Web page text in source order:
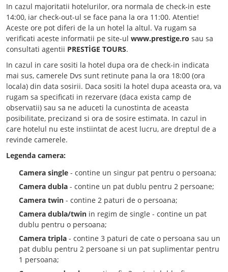
In cazul majoritatii hotelurilor, ora normala de check-in este
14:00, iar check-out-ul se face pana la ora 11:00. Atentie!
Aceste ore pot diferi de la un hotel la altul. Va rugam sa
verificati aceste informatii pe site-ul www.prestige.ro sau sa
consultati agentii PRESTİGE TOURS.
In cazul in care sositi la hotel dupa ora de check-in indicata
mai sus, camerele Dvs sunt retinute pana la ora 18:00 (ora
locala) din data sosirii. Daca sositi la hotel dupa aceasta ora, va
rugam sa specificati in rezervare (daca exista camp de
observatii) sau sa ne aduceti la cunostinta de aceasta
posibilitate, precizand si ora de sosire estimata. In cazul in
care hotelul nu este instiintat de acest lucru, are dreptul de a
revinde camerele.
Legenda camera:
Camera single - contine un singur pat pentru o persoana;
Camera dubla - contine un pat dublu pentru 2 persoane;
Camera twin - contine 2 paturi de o persoana;
Camera dubla/twin in regim de single - contine un pat
dublu pentru o persoana;
Camera tripla - contine 3 paturi de cate o persoana sau un
pat dublu pentru 2 persoane si un pat suplimentar pentru
1 persoana;